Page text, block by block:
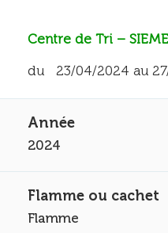
Centre de Tri –
du 23/04/2024 au
2024
Flamme